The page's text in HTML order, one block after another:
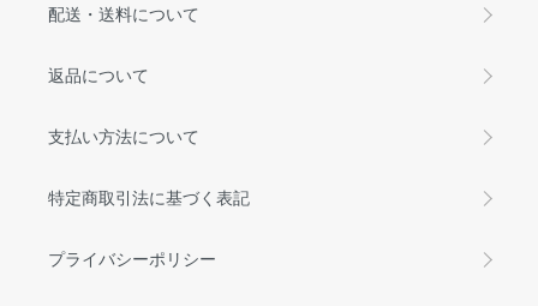
配送・送料について
返品について
支払い方法について
特定商取引法に基づく表記
プライバシーポリシー